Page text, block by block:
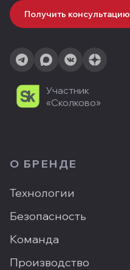
Получить консультацию
Участник
«Сколково»
О БРЕНДЕ
Технологии
Безопасность
Команда
Производство